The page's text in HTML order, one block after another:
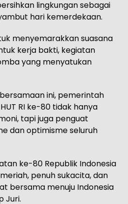
lingkungan sebagai
hari kemerdekaan.
menyemarakkan suasana
kerja bakti, kegiatan
yang menyatukan
ini, pemerintah
RI ke-80 tidak hanya
tapi juga penguat
dan optimisme seluruh
ke-80 Republik Indonesia
penuh sukacita, dan
bersama menuju Indonesia
Juri.